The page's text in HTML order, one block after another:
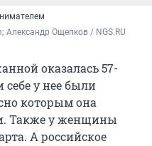
Александр Ощепков / NGS.RU
оказалась 57-
у нее были
которым она
Также у женщины
А российское